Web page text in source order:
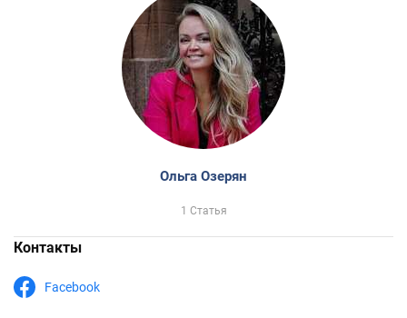
Ольга Озерян
1 Статья
Контакты
Facebook